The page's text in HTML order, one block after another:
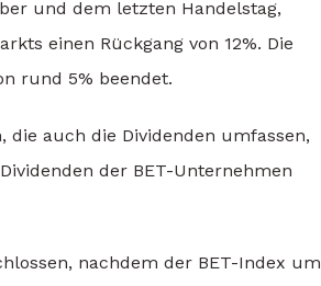
und dem letzten Handelstag,
einen Rückgang von 12%. Die
rund 5% beendet.
die auch die Dividenden umfassen,
der BET-Unternehmen
nachdem der BET-Index um